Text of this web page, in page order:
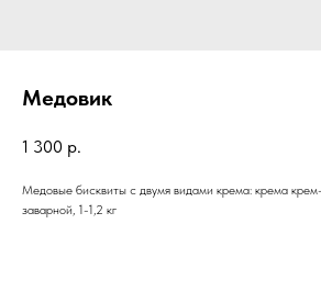
Медовик
1 300 р.
Медовые бисквиты с двумя видами крема: крема
заварной, 1-1,2 кг